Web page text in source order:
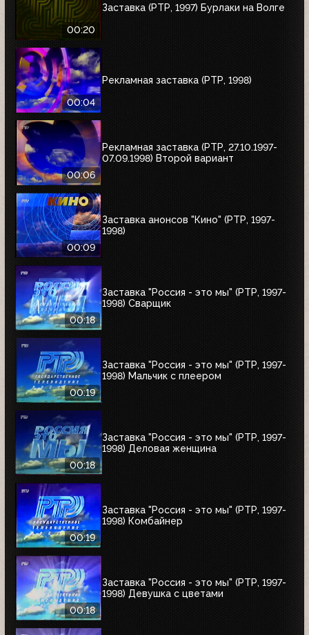
00:20
Заставка (РТР, 1997) Бурлаки на Волге
00:04
Рекламная заставка (РТР, 1998)
00:06
Рекламная заставка (РТР, 27.10.1997-
07.09.1998) Второй вариант
00:09
Заставка анонсов "Кино" (РТР, 1997-
1998)
00:18
Заставка "Россия - это мы" (РТР, 1997-
1998) Сварщик
00:19
Заставка "Россия - это мы" (РТР, 1997-
1998) Мальчик с плеером
00:18
Заставка "Россия - это мы" (РТР, 1997-
1998) Деловая женщина
00:19
Заставка "Россия - это мы" (РТР, 1997-
1998) Комбайнер
00:18
Заставка "Россия - это мы" (РТР, 1997-
1998) Девушка с цветами